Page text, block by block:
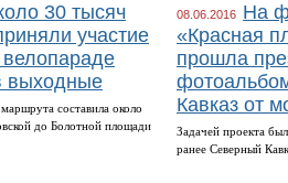
30 тысяч
участие
выходные
составила около
до Болотной площади
08.06.2016 На
«Красная
прошла
Кавказ от
Задачей проекта
ранее Северный